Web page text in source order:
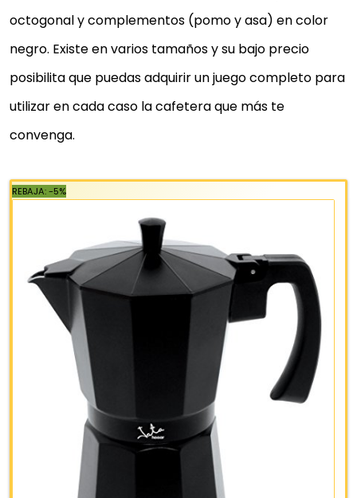
JATA HOGAR CAX4 CAFETERA ITALIANA
INDUCCION INOX, GRIS, PEQUEÑO
Tratamiento interior "Sand Blaster" en caldera y
cuerpo superior
Cuerpo especial antioxido
Inducción
Fabricada en acero inoxidable
Acabado pulido espejo
octogonal y complementos (pomo y asa) en color
negro. Existe en varios tamaños y su bajo precio
posibilita que puedas adquirir un juego completo para
utilizar en cada caso la cafetera que más te
convenga.